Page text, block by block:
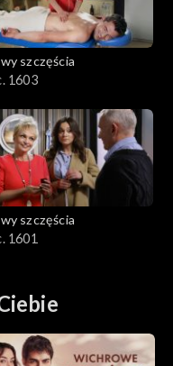
szczęścia
1603
szczęścia
1601